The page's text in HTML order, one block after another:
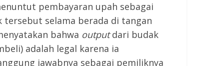
pembayaran upah sebagai
selama berada di tangan
bahwa outputdari budak
adalah legal karena ia
jawabnya sebagai pemiliknya